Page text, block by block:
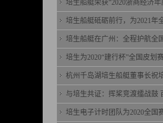
培生船艇荣获“2020浙商经济
培生船艇砥砺前行，为2021年
培生船艇在广州：全程护航全
培生为2020“建行杯”全国皮划
杭州千岛湖培生船艇董事长祝
与培生共证：挥桨竞渡擂战鼓
培生电子计时团队为2020全国